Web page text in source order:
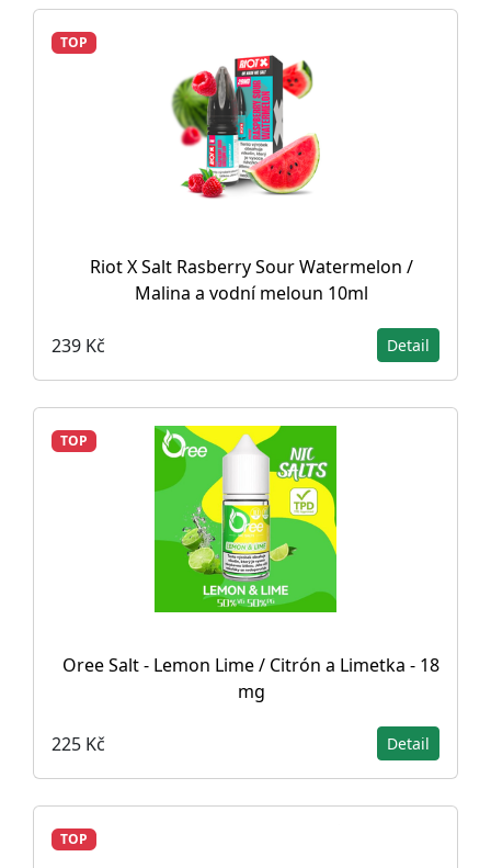
TOP
Riot X Salt Rasberry Sour Watermelon /
Malina a vodní meloun 10ml
239 Kč Detail
TOP
Oree Salt - Lemon Lime / Citrón a Limetka - 18
mg
225 Kč Detail
TOP